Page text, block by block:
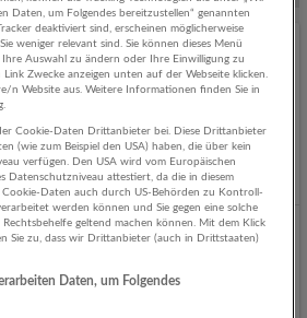
(m/w/d) für die
(Teilzeit)
Rotes Kreuz, Landesverband
Heute veröffentlicht
ärztin für Herzchirurgie (w/m/d)
mbH (SALK)
Daten, um Folgendes bereitzustellen“ genannten
deaktiviert sind, erscheinen möglicherweise
weniger relevant sind. Sie können dieses Menü
Auswahl zu ändern oder Ihre Einwilligung zu
Zwecke anzeigen unten auf der Webseite klicken.
n Website aus. Weitere Informationen finden Sie in
Cookie-Daten Drittanbieter bei. Diese Drittanbieter
(wie zum Beispiel den USA) haben, die über kein
verfügen. Den USA wird vom Europäischen
Datenschutzniveau attestiert, da die in diesem
Cookie-Daten auch durch US-Behörden zu Kontroll-
werden können und Sie gegen eine solche
geltend machen können. Mit dem Klick
Sie zu, dass wir Drittanbieter (auch in Drittstaaten)
Daten, um Folgendes